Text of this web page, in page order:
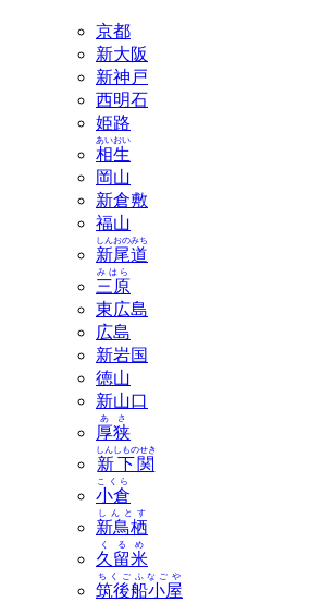
京都
新大阪
新神戸
西明石
姫路
相生
あいおい
岡山
新倉敷
福山
新尾道
しんおのみち
三原
みはら
東広島
広島
新岩国
徳山
新山口
厚狭
あさ
新下関
しんしものせき
小倉
こくら
新鳥栖
しんとす
久留米
くるめ
筑後船小屋
ちくごふなごや